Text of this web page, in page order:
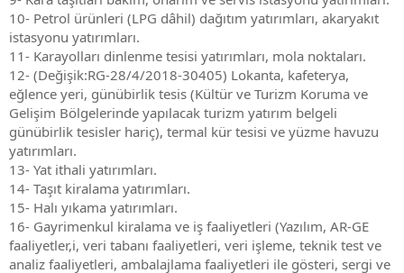
10- Petrol ürünleri (LPG dâhil) dağıtım yatırımları, akaryakıt
istasyonu yatırımları.
11- Karayolları dinlenme tesisi yatırımları, mola noktaları.
12- (Değişik:RG-28/4/2018-30405) Lokanta, kafeterya,
eğlence yeri, günübirlik tesis (Kültür ve Turizm Koruma ve
Gelişim Bölgelerinde yapılacak turizm yatırım belgeli
günübirlik tesisler hariç), termal kür tesisi ve yüzme havuzu
yatırımları.
13- Yat ithali yatırımları.
14- Taşıt kiralama yatırımları.
15- Halı yıkama yatırımları.
16- Gayrimenkul kiralama ve iş faaliyetleri (Yazılım, AR-GE
faaliyetler,i, veri tabanı faaliyetleri, veri işleme, teknik test ve
analiz faaliyetleri, ambalajlama faaliyetleri ile gösteri, sergi ve